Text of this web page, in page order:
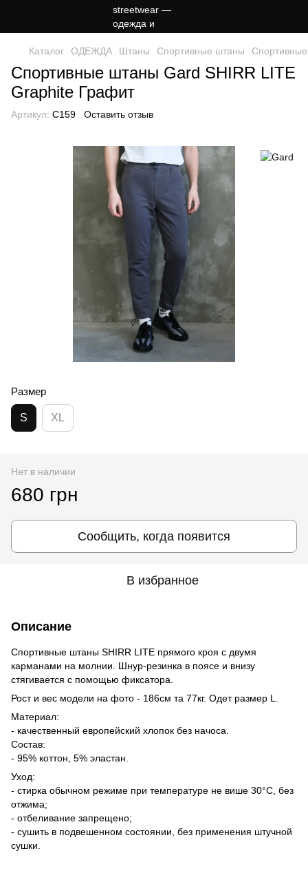
Каталог ОДЕЖДА Штаны Спортивные штаны
Спортивные штаны Gard SHIRR LITE
Graphite Графит
Артикул: C159 Оставить отзыв
Размер
S XL
Нет в наличии
680 грн
Сообщить, когда появится
В избранное
Описание
Спортивные штаны SHIRR LITE прямого кроя с двумя
карманами на молнии. Шнур-резинка в поясе и внизу
стягивается с помощью фиксатора.
Рост и вес модели на фото - 186см та 77кг. Одет размер L.
Материал:
- качественный европейский хлопок без начоса.
Состав:
- 95% коттон, 5% эластан.
Уход:
- стирка обычном режиме при температуре не више 30°C, без
отжима;
- отбеливание запрещено;
- сушить в подвешенном состоянии, без применения штучной
сушки.